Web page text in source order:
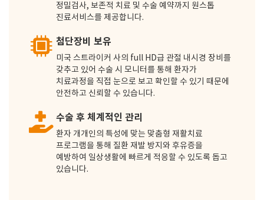
정밀검사, 보존적 치료 및 수술 예약까지 원스톱
진료서비스를 제공합니다.
첨단장비 보유
미국 스트라이커 사의 full HD급 관절 내시경 장비를
갖추고 있어 수술 시 모니터를 통해 환자가
치료과정을 직접 눈으로 보고 확인할 수 있기 때문에
안전하고 신뢰할 수 있습니다.
수술 후 체계적인 관리
환자 개개인의 특성에 맞는 맞춤형 재활치료
프로그램을 통해 질환 재발 방지와 후유증을
예방하여 일상생활에 빠르게 적응할 수 있도록 돕고
있습니다.